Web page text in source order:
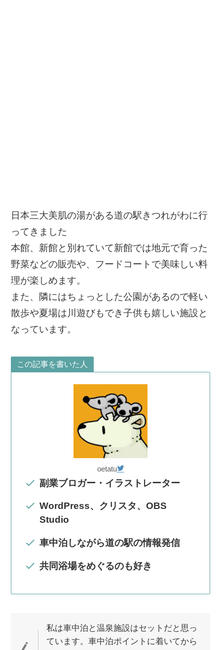
日本三大美肌の湯がある道の駅きつれがわに行
ってきました
本館、新館と別れていて新館では地元で育った
野菜などの販売や、フードコートで美味しい料
理が楽しめます。
また、隣にはちょっとした公園があるので軽い
散歩や夏場は川遊びもでき子供も嬉しい施設と
なっています。
この記事を書いた人
oetatu
副業ブロガー・イラストレーター
WordPress、クリスタ、OBS
Studio
車中泊しながら道の駅の情報発信
共同浴場をめぐるのも好き
私は車中泊と温泉施設はセットだと思っ
ています。車中泊ポイントに着いてから